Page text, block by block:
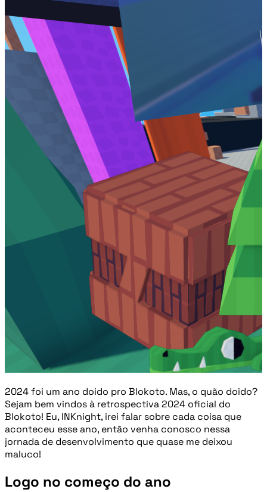
2024 foi um ano doido pro Blokoto. Mas, o quão doido?
Sejam bem vindos à retrospectiva 2024 oficial do
Blokoto! Eu, INKnight, irei falar sobre cada coisa que
aconteceu esse ano, então venha conosco nessa
jornada de desenvolvimento que quase me deixou
maluco!
Logo no começo do ano